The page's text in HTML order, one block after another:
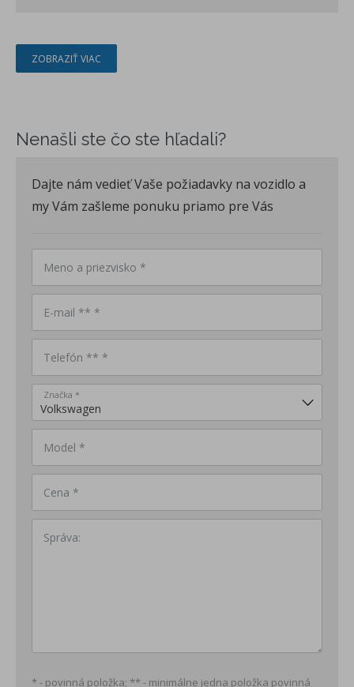
ZOBRAZIŤ VIAC
Nenašli ste čo ste hľadali?
Dajte nám vedieť Vaše požiadavky na vozidlo a
my Vám zašleme ponuku priamo pre Vás
Meno a priezvisko *
E-mail ** *
Telefón ** *
Značka *
Model *
Cena *
Správa:
* - povinná položka; ** - minimálne jedna položka povinná